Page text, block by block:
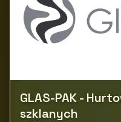
GLAS-PAK -
szklanych